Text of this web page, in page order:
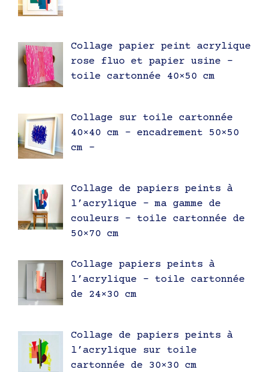
Collage papier peint acrylique
rose fluo et papier usine –
toile cartonnée 40×50 cm
Collage sur toile cartonnée
40×40 cm – encadrement 50×50
cm –
Collage de papiers peints à
l’acrylique – ma gamme de
couleurs – toile cartonnée de
50×70 cm
Collage papiers peints à
l’acrylique – toile cartonnée
de 24×30 cm
Collage de papiers peints à
l’acrylique sur toile
cartonnée de 30×30 cm